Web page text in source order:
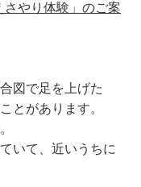
やり体験」のご案
図で足を上げた
とがあります。
いて、近いうちに